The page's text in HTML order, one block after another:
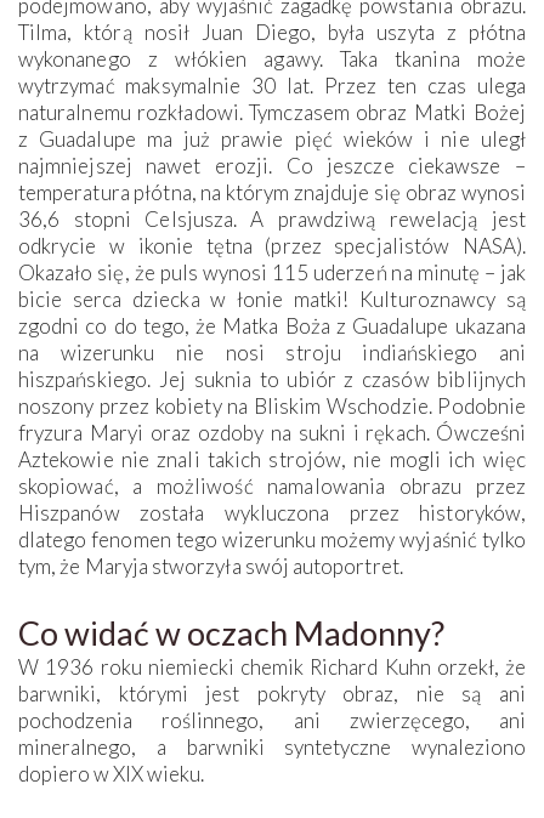
podejmowano, aby wyjaśnić zagadkę powstania obrazu.
Tilma, którą nosił Juan Diego, była uszyta z płótna
wykonanego z włókien agawy. Taka tkanina może
wytrzymać maksymalnie 30 lat. Przez ten czas ulega
naturalnemu rozkładowi. Tymczasem obraz Matki Bożej
z Guadalupe ma już prawie pięć wieków i nie uległ
najmniejszej nawet erozji. Co jeszcze ciekawsze –
temperatura płótna, na którym znajduje się obraz wynosi
36,6 stopni Celsjusza. A prawdziwą rewelacją jest
odkrycie w ikonie tętna (przez ­specjalistów NASA).
Okazało się, że puls wynosi 115 uderzeń na minutę – jak
bicie serca dziecka w łonie matki! Kulturoznawcy są
zgodni co do tego, że Matka Boża z Guadalupe ukazana
na wizerunku nie nosi stroju indiańskiego ani
hiszpańskiego. Jej suknia to ubiór z czasów biblijnych
noszony przez kobiety na Bliskim Wschodzie. Podobnie
fryzura Maryi oraz ozdoby na sukni i rękach. Ówcześni
Aztekowie nie znali takich strojów, nie mogli ich więc
skopiować, a możliwość namalowania obrazu przez
Hiszpanów została wykluczona przez historyków,
dlatego fenomen tego wizerunku możemy wyjaśnić tylko
tym, że Maryja stworzyła swój autoportret.
Co widać w oczach Madonny?
W 1936 roku niemiecki chemik Richard Kuhn orzekł, że
barwniki, którymi jest pokryty obraz, nie są ani
pochodzenia roślinnego, ani zwierzęcego, ani
mineralnego, a barwniki syntetyczne wynaleziono
dopiero w XIX wieku.